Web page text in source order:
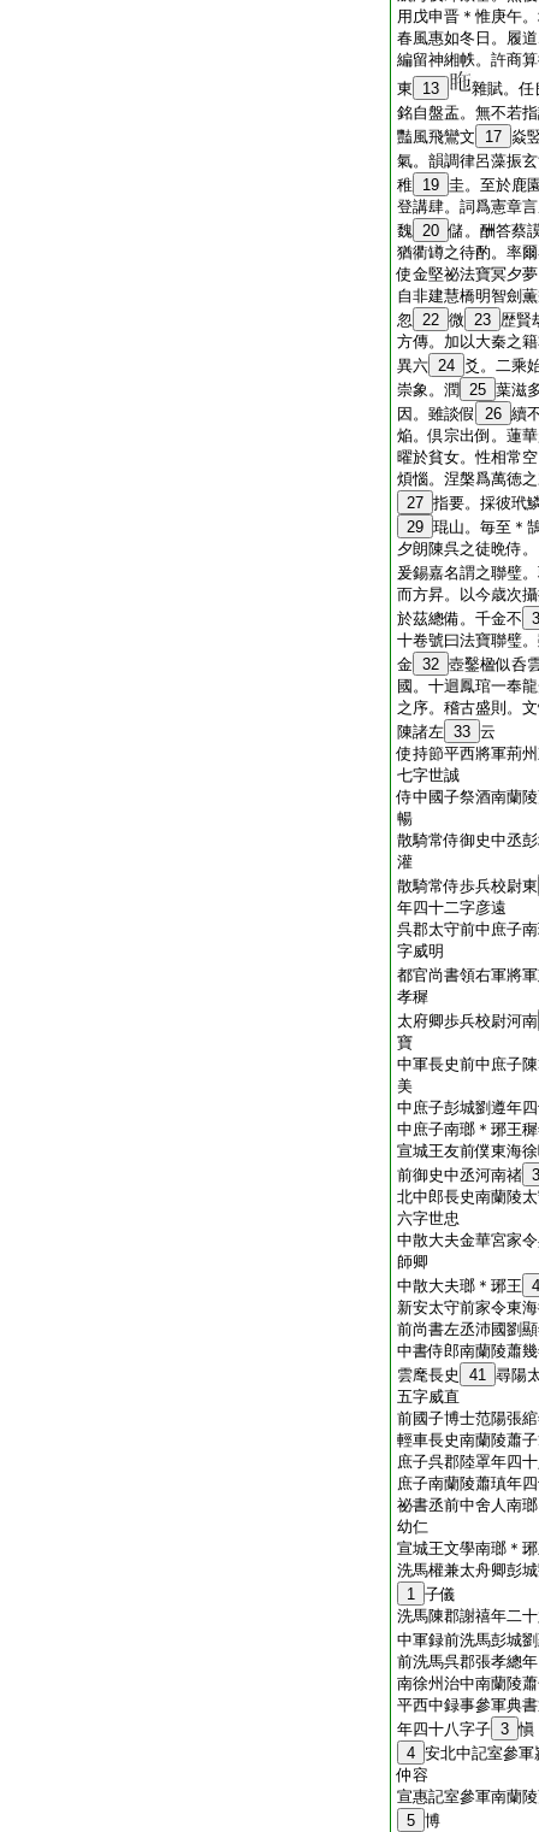
用戊申晋＊惟庚午
春風惠如冬日。履
編留神緗帙。許商
東
13
雜賦。任
銘自盤盂。無不若
豔風飛鸞文
17 焱
氣。韻調律呂藻振
稚 19 圭。至於鹿
登講肆。詞爲憲章
魏 20 儲。酬答蔡
猶衢罇之待酌。率
使金堅祕法寶冥夕
自非建慧橋明智劍
忽 22 微 23 歴賢
方傳。加以大秦之
異六 24 爻。二乘
崇象。潤 25 葉滋
因。雖談假
26 續
焔。倶宗出倒。蓮
曜於貧女。性相常
煩惱。涅槃爲萬徳
27 指要。採彼玳
29 琨山。毎至＊
夕朗陳呉之徒晩侍
爰錫嘉名謂之聯璧
而方昇。以今歳次
於茲總備。千金不
十卷號曰法寶聯璧
金 32 壺鑿楹似呑
國。十迴鳳琯一奉
之序。稽古盛則。
陳諸左 33 云
使持節平西將軍荊
七字世誠
侍中國子祭酒南蘭
暢
散騎常侍御史中丞
灌
散騎常侍歩兵校尉東
年四十二字彦遠
呉郡太守前中庶子
字威明
都官尚書領右軍將
孝穉
太府卿歩兵校尉河南
寶
中軍長史前中庶子
美
中庶子彭城劉遵年
中庶子南瑯＊琊王
宣城王友前僕東海
前御史中丞河南禇
北中郎長史南蘭陵
六字世忠
中散大夫金華宮家
師卿
中散大夫瑯＊琊王
新安太守前家令東
前尚書左丞沛國劉
中書侍郎南蘭陵蕭
雲麾長史
41 尋陽
五字威直
前國子博士范陽張
輕車長史南蘭陵蕭
庶子呉郡陸罩年四
庶子南蘭陵蕭瑱年
祕書丞前中舍人南
幼仁
宣城王文學南瑯＊
洗馬權兼太舟卿彭
1 子儀
洗馬陳郡謝禧年二
中軍録前洗馬彭城
前洗馬呉郡張孝總
南徐州治中南蘭陵
平西中録事參軍典
年四十八字子 3 愼
4 安北中記室參
仲容
宣惠記室參軍南蘭
5 博